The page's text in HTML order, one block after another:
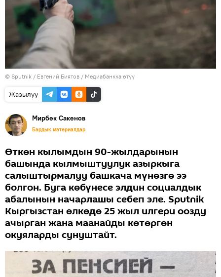
© Sputnik / Евгений Биятов / Медиабанкка өтүү
Жазылуу
Мирбек Сакенов
Бардык материалдар
Өткөн кылымдын 90-жылдарынын
башында кылмыштуулук азыркыга
салыштырмалуу башкача мүнөзгө ээ
болгон. Буга көбүнесе элдин социалдык
абалынын начарлашы себеп эле. Sputnik
Кыргызстан өлкөдө 25 жыл илгери оозду
ачырган жана маанайды көтөргөн
окуяларды сунуштайт.